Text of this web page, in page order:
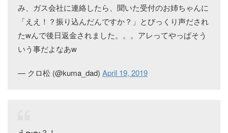
み、ガス会社に連絡したら、聞いた受付のお姉ちゃんに
「ええ！？振り込んだんですか？」とびっくり声だされ
たwんで後日返金されました。。。アレってやっぱそう
いう事だよなあw
— クロ松 (@kuma_dad) April 19, 2019